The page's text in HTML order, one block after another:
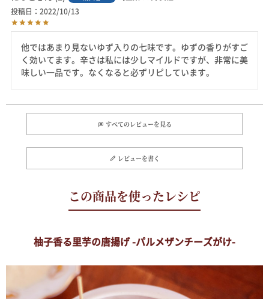
投稿日
2022/10/13
他ではあまり見ないゆず入りの七味です。ゆずの香りがすご
く効いてます。辛さは私には少しマイルドですが、非常に美
味しい一品です。なくなると必ずリピしています。
すべてのレビューを見る
レビューを書く
柚子香る里芋の唐揚げ -パルメザンチーズがけ-